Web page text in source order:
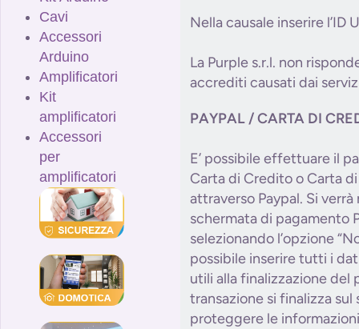
Cavi
Accessori
Arduino
Amplificatori
Kit
amplificatori
Accessori
per
amplificatori
Nella causale inserire l’ID
La Purple s.r.l. non
accrediti causati dai
PAYPAL / CARTA DI
E’ possibile effettuare il
Carta di Credito o Carta
attraverso Paypal. Si
schermata di pagamento
selezionando l’opzione
possibile inserire tutti i
utili alla finalizzazione del
transazione si finalizza sul
proteggere le